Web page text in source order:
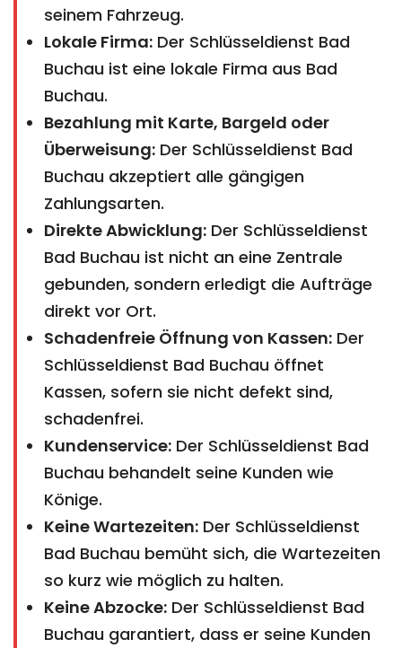
seinem Fahrzeug.
Lokale Firma: Der Schlüsseldienst Bad
Buchau ist eine lokale Firma aus Bad
Buchau.
Bezahlung mit Karte, Bargeld oder
Überweisung: Der Schlüsseldienst Bad
Buchau akzeptiert alle gängigen
Zahlungsarten.
Direkte Abwicklung: Der Schlüsseldienst
Bad Buchau ist nicht an eine Zentrale
gebunden, sondern erledigt die Aufträge
direkt vor Ort.
Schadenfreie Öffnung von Kassen: Der
Schlüsseldienst Bad Buchau öffnet
Kassen, sofern sie nicht defekt sind,
schadenfrei.
Kundenservice: Der Schlüsseldienst Bad
Buchau behandelt seine Kunden wie
Könige.
Keine Wartezeiten: Der Schlüsseldienst
Bad Buchau bemüht sich, die Wartezeiten
so kurz wie möglich zu halten.
Keine Abzocke: Der Schlüsseldienst Bad
Buchau garantiert, dass er seine Kunden